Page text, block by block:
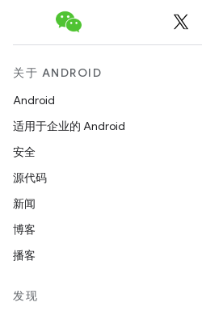
关于 ANDROID
Android
适用于企业的 Android
安全
源代码
新闻
博客
播客
发现